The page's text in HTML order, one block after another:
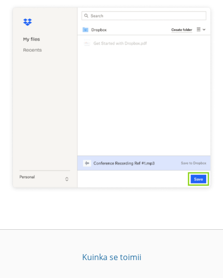
Kuinka se toimii